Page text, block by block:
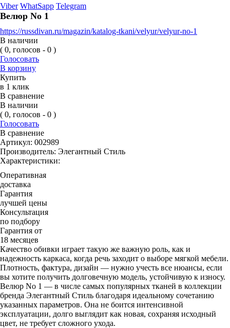
Viber WhatSapp Telegram
Велюр No 1
https://russdivan.ru/magazin/katalog-tkani/velyur/velyur-no-1
В наличии
( 0, голосов - 0 )
Голосовать
В корзину
Купить
в 1 клик
В сравнение
В наличии
( 0, голосов - 0 )
Голосовать
В сравнение
Артикул: 002989
Производитель: Элегантный Стиль
Характеристики:
Оперативная
доставка
Гарантия
лучшей цены
Консультация
по подбору
Гарантия от
18 месяцев
Качество обивки играет такую же важную роль, как и
надежность каркаса, когда речь заходит о выборе мягкой мебели.
Плотность, фактура, дизайн — нужно учесть все нюансы, если
вы хотите получить долговечную модель, устойчивую к износу.
Велюр No 1 — в числе самых популярных тканей в коллекции
бренда Элегантный Стиль благодаря идеальному сочетанию
указанных параметров. Она не боится интенсивной
эксплуатации, долго выглядит как новая, сохраняя исходный
цвет, не требует сложного ухода.